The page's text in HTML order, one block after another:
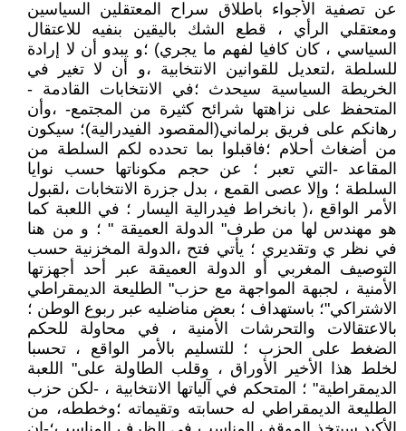
عن تصفية الأجواء باطلاق سراح المعتقلين السياسين
ومعتقلي الرأي ، قطع الشك باليقين بنفيه للاعتقال
السياسي ، كان كافيا لفهم ما يجري) ؛و يبدو أن لا إرادة
للسلطة ،لتعديل للقوانين الانتخابية ،و أن لا تغير في
الخريطة السياسية سيحدث ؛في الانتخابات القادمة -
المتحفظ على نزاهتها شرائح كثيرة من المجتمع- ،وأن
رهانكم على فريق برلماني(المقصود الفيدرالية)؛ سيكون
من أضغاث أحلام ؛فاقبلوا بما تحدده لكم السلطة من
المقاعد -التي تعبر ؛ عن حجم مكوناتها حسب نوايا
السلطة ؛ وإلا عصى القمع ، بدل جزرة الانتخابات ،لقبول
الأمر الواقع ،( بانخراط فيدرالية اليسار ؛ في اللعبة كما
هو مهندس لها من طرف" الدولة العميقة " ؛ و من هنا
في نظر ي وتقديري ؛ يأتي فتح ،الدولة المخزنية حسب
التوصيف المغربي أو الدولة العميقة عبر أحد أجهزتها
الأمنية ، لجبهة المواجهة مع حزب" الطليعة الديمقراطي
الاشتراكي"؛ باستهداف ؛ بعض مناضليه عبر ربوع الوطن ؛
بالاعتقالات والتحرشات الأمنية ، في محاولة للحكم
الضغط على الحزب ؛ للتسليم بالأمر الواقع ، تحسبا
لخلط هذا الأخير الأوراق ، وقلب الطاولة على" اللعبة
الديمقراطية" ؛ المتحكم في آلياتها الانتخابية ، -لكن حزب
الطليعة الديمقراطي له حسابته وتقيماته ؛وخططه، من